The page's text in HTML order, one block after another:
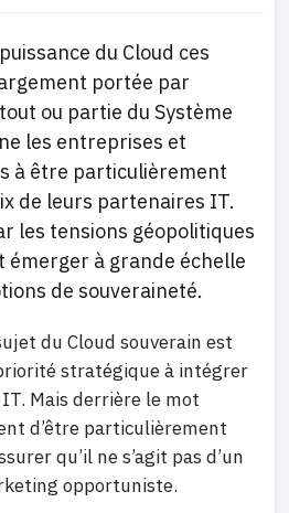
du Cloud ces
portée par
ou partie du Système
les entreprises et
à être particulièrement
de leurs partenaires IT.
les tensions géopolitiques
émerger à grande échelle
de souveraineté.
du Cloud souverain est
stratégique à intégrer
Mais derrière le mot
d’être particulièrement
qu’il ne s’agit pas d’un
opportuniste.